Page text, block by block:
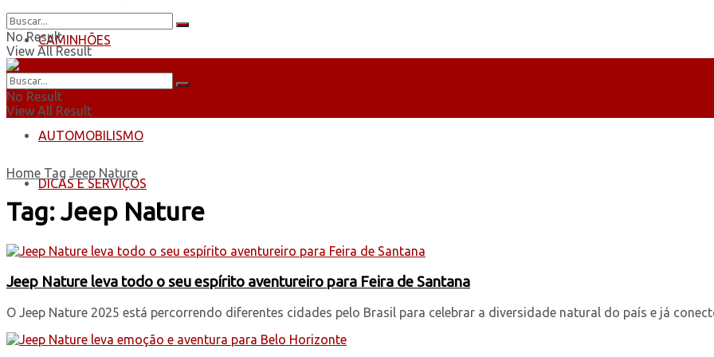
CAMINHÕES
ÔNIBUS
AUTOMOBILISMO
DICAS E SERVIÇOS
No Result
View All Result
No Result
View All Result
Home Tag Jeep Nature
Tag:Jeep Nature
Jeep Nature leva todo o seu espírito aventureiro para Feira de Santana
O Jeep Nature 2025 está percorrendo diferentes cidades pelo Brasil para celebrar a diversidade natural do país e já